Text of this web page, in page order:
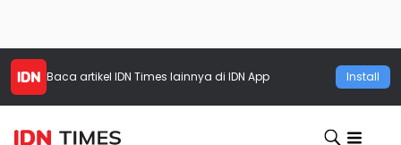
Baca artikel IDN Times lainnya di IDN App Install